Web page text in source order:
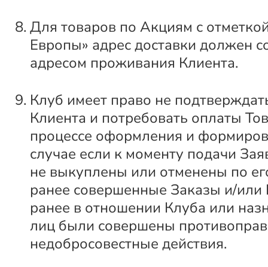
Для товаров по Акциям с
Европы» адрес доставки должен
адресом проживания Клиента.
Клуб имеет право не
Клиента и потребовать оплаты
процессе оформления и
случае если к моменту подачи
не выкуплены или отменены по
ранее совершенные Заказы и/или
ранее в отношении Клуба или
лиц были совершены
недобросовестные действия.